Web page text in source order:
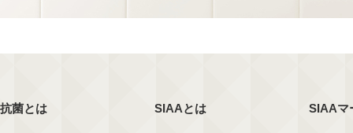
抗菌とは SIAAとは SIAAマ